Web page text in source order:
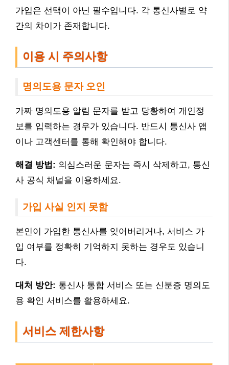
가입은 선택이 아닌 필수입니다. 각 통신사별로 약
간의 차이가 존재합니다.
이용 시 주의사항
명의도용 문자 오인
가짜 명의도용 알림 문자를 받고 당황하여 개인정
보를 입력하는 경우가 있습니다. 반드시 통신사 앱
이나 고객센터를 통해 확인해야 합니다.
해결 방법: 의심스러운 문자는 즉시 삭제하고, 통신
사 공식 채널을 이용하세요.
가입 사실 인지 못함
본인이 가입한 통신사를 잊어버리거나, 서비스 가
입 여부를 정확히 기억하지 못하는 경우도 있습니
다.
대처 방안: 통신사 통합 서비스 또는 신분증 명의도
용 확인 서비스를 활용하세요.
서비스 제한사항